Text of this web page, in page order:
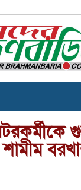
শামীম